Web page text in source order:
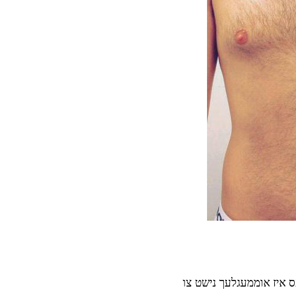
איז אוממעגלעך נישט צו